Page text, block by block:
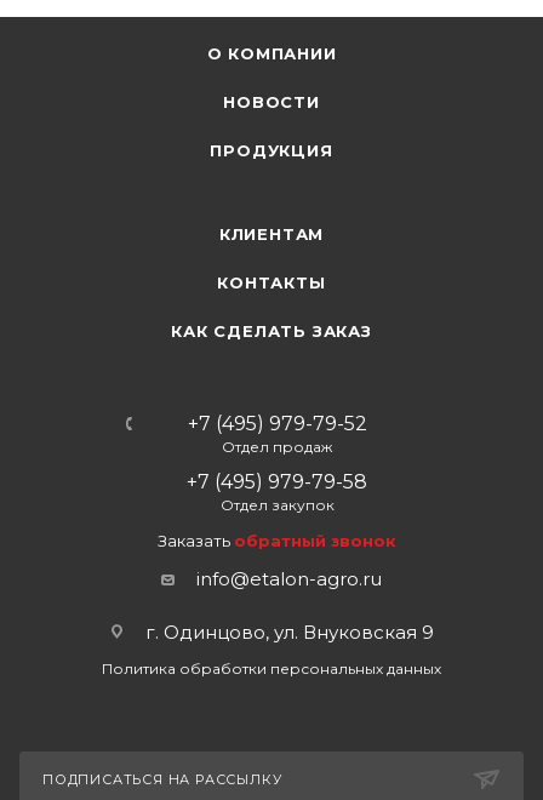
О КОМПАНИИ
НОВОСТИ
ПРОДУКЦИЯ
КЛИЕНТАМ
КОНТАКТЫ
КАК СДЕЛАТЬ ЗАКАЗ
+7 (495) 979-79-52
Отдел продаж
+7 (495) 979-79-58
Отдел закупок
Заказать обратный звонок
info@etalon-agro.ru
г. Одинцово, ул. Внуковская 9
Политика обработки персональных данных
ПОДПИСАТЬСЯ НА РАССЫЛКУ